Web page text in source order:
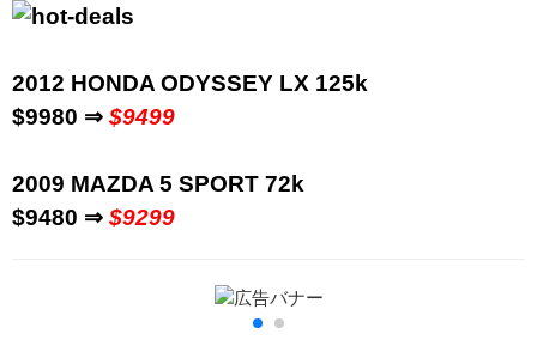
2012 HONDA ODYSSEY LX 125k
$9980 ⇒ $9499
2009 MAZDA 5 SPORT 72k
$9480 ⇒ $9299